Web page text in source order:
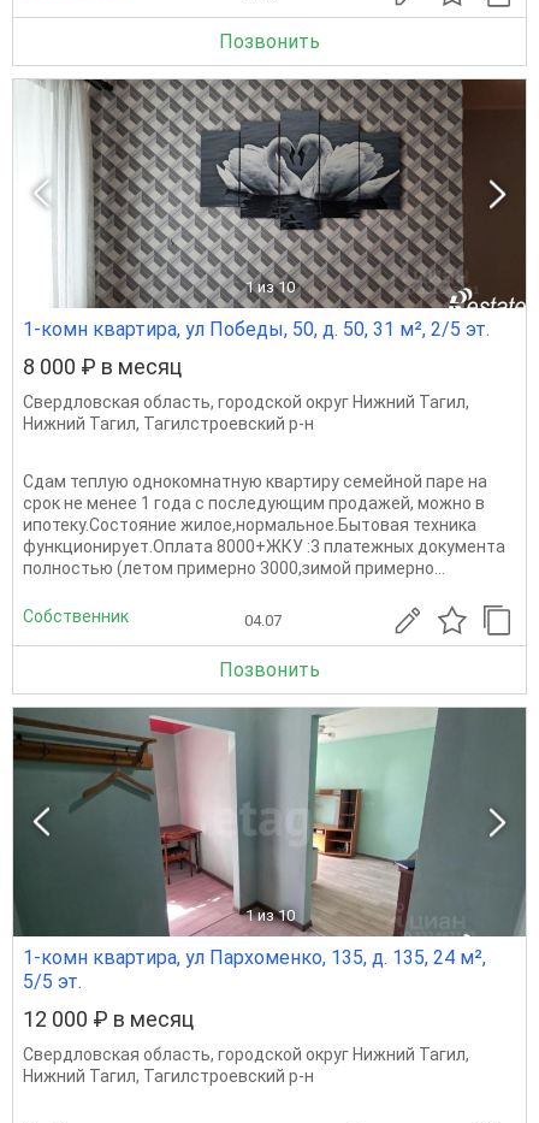
Позвонить
1 из 10
1-комн квартира, ул Победы, 50, д. 50, 31 м², 2/5 эт.
8 000 ₽ в месяц
Свердловская область, городской округ Нижний Тагил,
Нижний Тагил, Тагилстроевский р-н
Сдам теплую однокомнатную квартиру семейной паре на
срок не менее 1 года с последующим продажей, можно в
ипотеку.Состояние жилое,нормальное.Бытовая техника
функционирует.Оплата 8000+ЖКУ :3 платежных документа
полностью (летом примерно 3000,зимой примерно...
Собственник 04.07
Позвонить
1 из 10
1-комн квартира, ул Пархоменко, 135, д. 135, 24 м²,
5/5 эт.
12 000 ₽ в месяц
Свердловская область, городской округ Нижний Тагил,
Нижний Тагил, Тагилстроевский р-н